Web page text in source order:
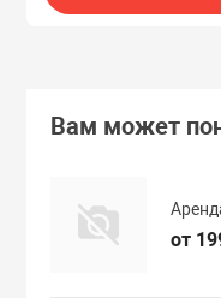
Вам может
от